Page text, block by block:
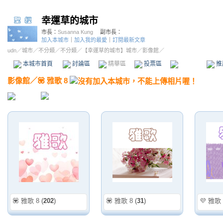
幸運草的城市
市長： Susanna Kung
副市長：
加入本城市
加入我的最愛
訂閱最新文章
udn／城市／不分類 ／不分類 ／ 【幸運草的城市】城市／影像館／
本城市首頁 討論區 精華區 投票區 影像館
影像館／💟 雅歌 8
💟 雅歌 8 (202) 💟 雅歌 8 (31) 💜 雅